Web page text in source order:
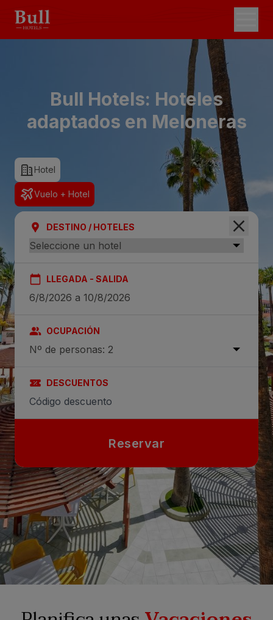
Bull Hotels: Hoteles
adaptados en Meloneras
Hotel
Vuelo + Hotel
DESTINO / HOTELES
LLEGADA - SALIDA
OCUPACIÓN
Nº de personas: 2
DESCUENTOS
Reservar